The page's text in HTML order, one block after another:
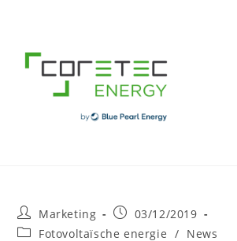
content
Post
author:
Marketing
Post
published:
03/12/2019
PostFotovoltaïsche energie / News